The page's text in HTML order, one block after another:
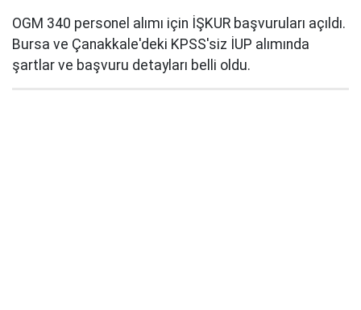
OGM 340 personel alımı için İŞKUR başvuruları açıldı.
Bursa ve Çanakkale'deki KPSS'siz İUP alımında
şartlar ve başvuru detayları belli oldu.